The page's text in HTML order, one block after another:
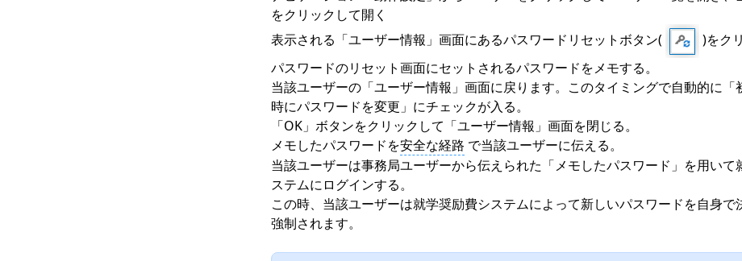
をクリックして開く
表示される「ユーザー情報」画面にあるパスワードリセットボタン(
)をク
パスワードのリセット画面にセットされるパスワードをメモする。
当該ユーザーの「ユーザー情報」画面に戻ります。このタイミングで自動的に「
時にパスワードを変更」にチェックが入る。
「OK」ボタンをクリックして「ユーザー情報」画面を閉じる。
メモしたパスワードを安全な経路 で当該ユーザーに伝える。
当該ユーザーは事務局ユーザーから伝えられた「メモしたパスワード」を用いて
ステムにログインする。
この時、当該ユーザーは就学奨励費システムによって新しいパスワードを自身で
強制されます。